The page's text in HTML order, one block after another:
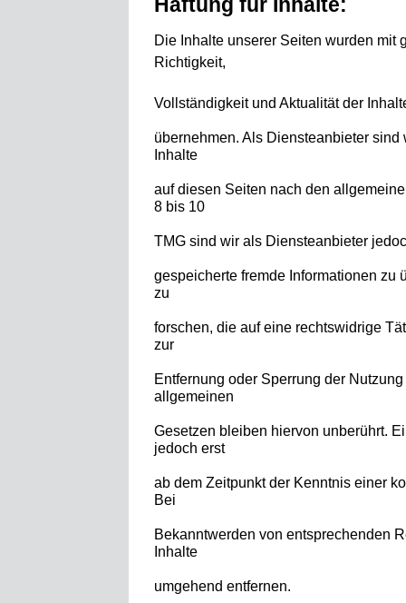
Die Inhalteunserer Seiten wurden mit
Richtigkeit,
Vollständigkeit und Aktualität der
übernehmen. Als Diensteanbieter
Inhalte
auf diesen Seiten nach den
8 bis 10
TMG sind wir als Diensteanbieter
gespeicherte fremde Informationen zu
zu
forschen, die auf eine rechtswidrige
zur
Entfernung oder Sperrung der
allgemeinen
Gesetzen bleiben hiervon unberührt.
jedoch erst
ab dem Zeitpunkt der Kenntnis einer
Bei
Bekanntwerden von entsprechenden
Inhalte
umgehend entfernen.